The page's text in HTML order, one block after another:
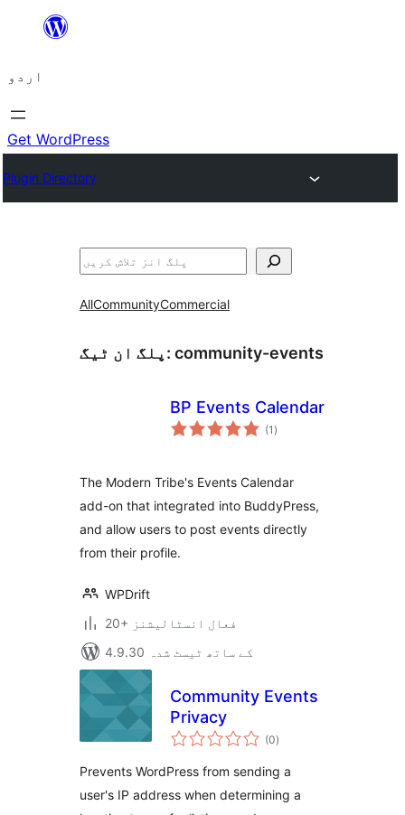
چھوڑیں
پر
جائیں
اردو
Get WordPress
Plugin Directory
تلاش
AllCommunityCommercial
پلگ ان ٹیگ: community-events
BP Events Calendar
(1 مجموعی
درجہ
)
The Modern Tribe's Events Calendar
add-on that integrated into BuddyPress,
and allow users to post events directly
from their profile.
WPDrift
20+ فعال انسٹالیشنز
4.9.30 کے ساتھ ٹیسٹ شدہ
Community Events
Privacy
(0مجموعی
درجہ
)
Prevents WordPress from sending a
user's IP address when determining a